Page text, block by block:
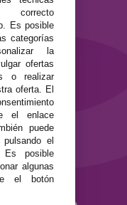
de uso
correcto
Es posible
categorías
la
ofertas
o realizar
oferta. El
el enlace
puede
el
Es posible
algunas
el botón